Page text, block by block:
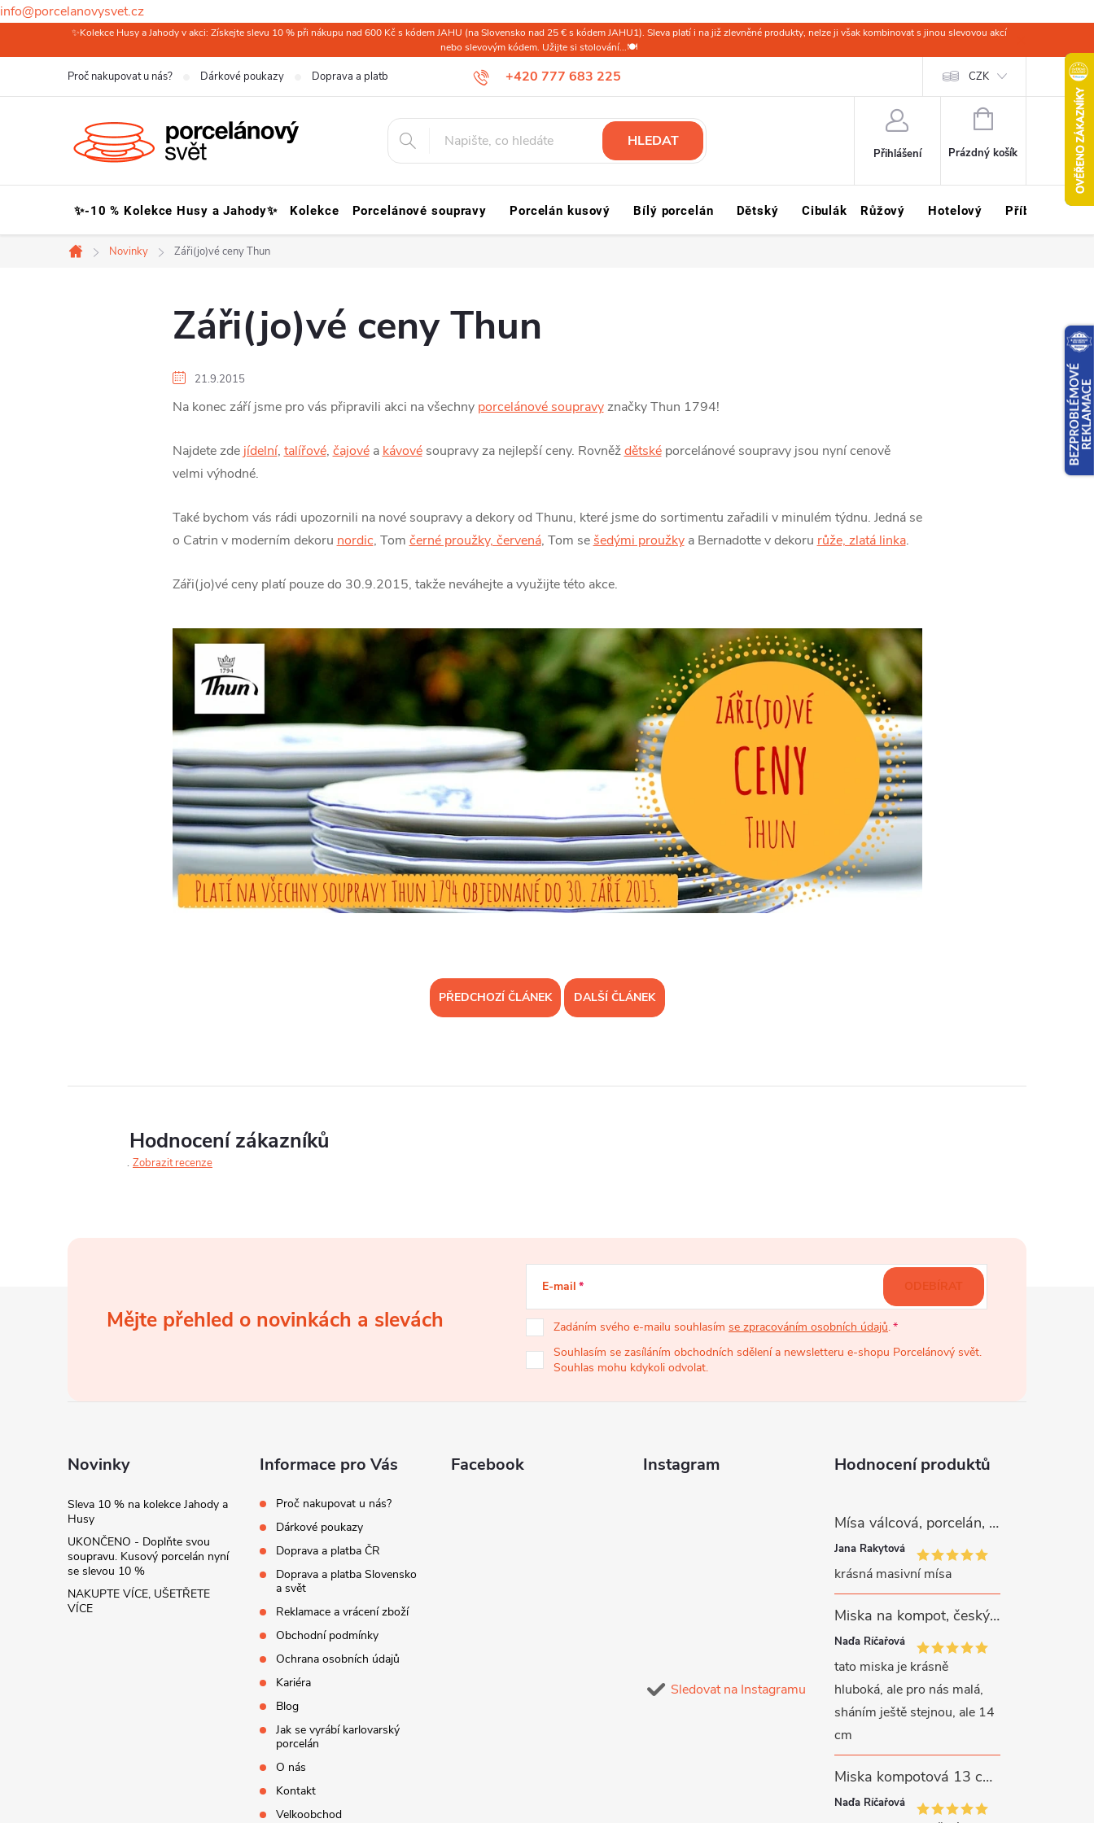
info@porcelanovysvet.cz
na
✨Kolekce Husy a Jahody v akci: Získejte slevu 10 % při nákupu nad 600 Kč s kódem JAHU (na Slovensko nad 25 € s kódem JAHU1). Sleva platí i na již zlevněné produkty, nelze ji však kombinovat s jinou slevovou akcí
nebo slevovým kódem. Užijte si stolování...🍽️
+420 777 683 225
Proč nakupovat u nás? Dárkové poukazy Doprava a platba ČR Doprava a platba Slovensko a svět Ochrana osobních údajů Kariéra
CZK
HLEDAT
Přihlášení
NÁKUPNÍ
Prázdný košík
✨-10 % Kolekce Husy a Jahody✨ Kolekce Porcelánové soupravy Porcelán kusový Bílý porcelán Dětský Cibulák Růžový Hotelový Příbory Sklo
Domů
Novinky Záři(jo)vé ceny Thun
Záři(jo)vé ceny Thun
21.9.2015
Na konec září jsme pro vás připravili akci na všechny porcelánové soupravyznačky Thun 1794!
Najdete zde jídelní, talířové, čajovéa kávovésoupravy za nejlepší ceny. Rovněždětsképorcelánové soupravy jsou nyní cenově
velmi výhodné.
Také bychom vás rádi upozornili na nové soupravy a dekory od Thunu, které jsme do sortimentu zařadili v minulém týdnu. Jedná se
o Catrin v moderním dekoru nordic, Tom černé proužky, červená, Tom se šedými proužkya Bernadotte v dekoru růže, zlatá linka.
Záři(jo)vé ceny platí pouze do 30.9.2015, takže neváhejte a využijte této akce.
PŘEDCHOZÍ ČLÁNEK DALŠÍ ČLÁNEK
Hodnocení zákazníků
Zobrazit recenze
Mějte přehled o novinkách a slevách
E-mail
Zadáním svého e-mailu souhlasím se zpracováním osobních údajů.
Souhlasím se zasíláním obchodních sdělení a newsletteru e-shopu Porcelánový svět.
Souhlas mohu kdykoli odvolat.
ODEBÍRAT
Novinky
Sleva 10 % na kolekce Jahody a
Husy
UKONČENO - Doplňte svou
soupravu. Kusový porcelán nyní
se slevou 10 %
NAKUPTE VÍCE, UŠETŘETE
VÍCE
Informace pro Vás
Proč nakupovat u nás?
Dárkové poukazy
Doprava a platba ČR
Doprava a platba Slovensko
a svět
Reklamace a vrácení zboží
Obchodní podmínky
Ochrana osobních údajů
Kariéra
Blog
Jak se vyrábí karlovarský
porcelán
O nás
Kontakt
Velkoobchod
Facebook Instagram
Sledovat na Instagramu
Hodnocení produktů
Mísa válcová, porcelán, růžové kytičky, 26 cm, G. Benedikt
Jana Rakytová
krásná masivní mísa
Miska na kompot, český porcelán, Rona, 12,5 cm, bílý, G. Benedikt
Naďa Říčařová
tato miska je krásně
hluboká, ale pro nás malá,
sháním ještě stejnou, ale 14
cm
Miska kompotová 13 cm, bílý porcelán, Verona, G. Benedikt
Naďa Říčařová